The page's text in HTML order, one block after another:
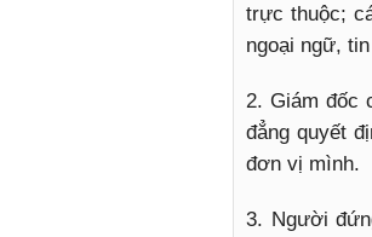
trực thuộc;
ngoại ngữ,
2. Giám đốc
đẳng quyết
đơn vị mình.
3. Người